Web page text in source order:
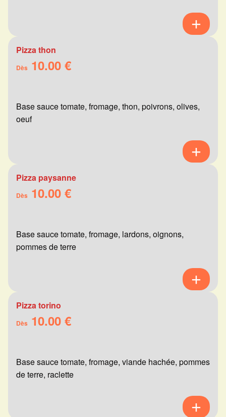
Pizza thon
Dès 10.00 €
Base sauce tomate, fromage, thon, poivrons, olives,
oeuf
Pizza paysanne
Dès 10.00 €
Base sauce tomate, fromage, lardons, oignons,
pommes de terre
Pizza torino
Dès 10.00 €
Base sauce tomate, fromage, viande hachée, pommes
de terre, raclette